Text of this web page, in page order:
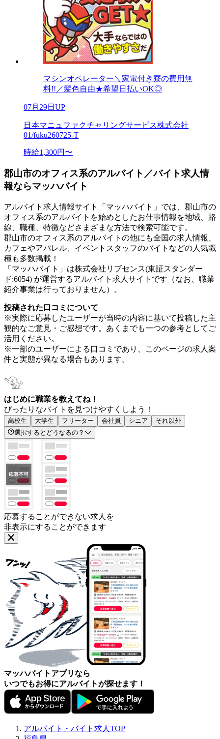
マシンオペレーター＼家電付き寮の費用無
料!!／髪色自由★希望日払いOK◎
07月29日UP
日本マニュファクチャリングサービス株式会社
01/fuku260725-T
時給1,300円〜
郡山市のオフィス系のアルバイト／バイト求人情
報ならマッハバイト
アルバイト求人情報サイト「マッハバイト」では、郡山市の
オフィス系のアルバイトを始めとしたお仕事情報を地域、路
線、職種、特徴などさまざまな方法で検索可能です。
郡山市のオフィス系のアルバイトの他にも全国の求人情報、
カフェやアパレル、イベントスタッフのバイトなどの人気職
種も多数掲載！
「マッハバイト」は株式会社リブセンス(東証スタンダー
ド:6054) が運営するアルバイト求人サイトです（なお、職業
紹介事業は行っておりません）。
投稿された口コミについて
※実際に応募したユーザーが当時の内容に基いて投稿した主
観的なご意見・ご感想です。あくまでも一つの参考としてご
活用ください。
※一部のユーザーによる口コミであり、このページの求人案
件と実態が異なる場合もあります。
はじめに職業を教えてね！
ぴったりなバイトを見つけやすくしよう！
高校生 大学生 フリーター 会社員 シニア
それ以外
選択するとどうなるの？
応募することができない求人を
非表示にすることができます
マッハバイトアプリなら
いつでもお得にアルバイトが探せます！
アルバイト・バイト求人TOP